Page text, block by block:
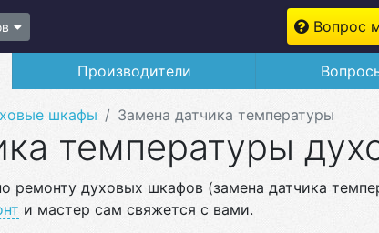
Вопрос
Производители
шкафы Замена датчика температуры
температуры
ремонту духовых шкафов (замена датчика
и мастер сам свяжется с вами.